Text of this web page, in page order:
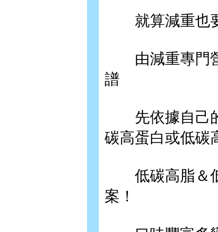
就算減重也要
由減重專門營
譜
先依據自己的
碳高蛋白或低碳
低碳高脂＆低
案！